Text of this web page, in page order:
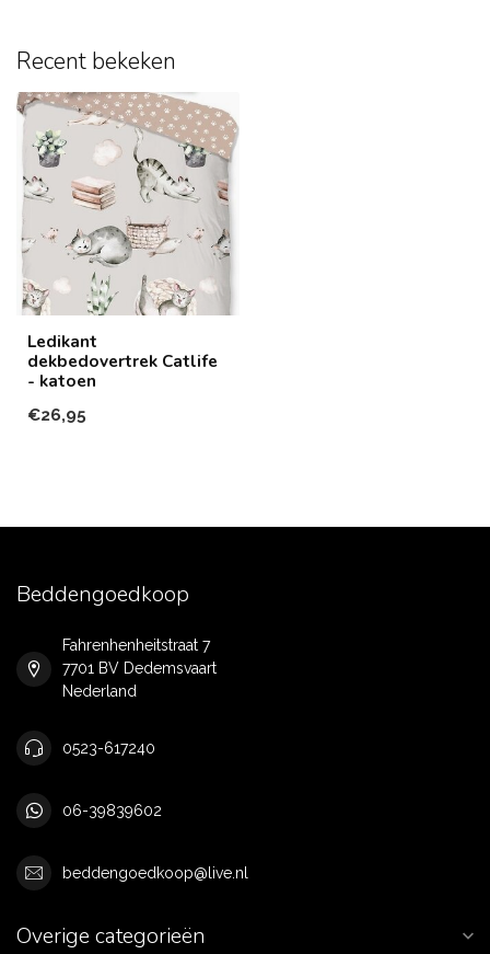
Recent bekeken
Ledikant
dekbedovertrek Catlife
- katoen
€26,95
Beddengoedkoop
Fahrenhenheitstraat 7
7701 BV Dedemsvaart
Nederland
0523-617240
06-39839602
beddengoedkoop@live.nl
Overige categorieën